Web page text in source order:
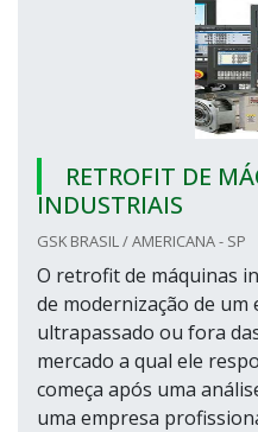
RETROFIT DE
INDUSTRIAIS
GSK BRASIL / AMERICANA - SP
O retrofit de máquinas
de modernização de
ultrapassado ou fora
mercado a qual ele
começa após uma
uma empresa